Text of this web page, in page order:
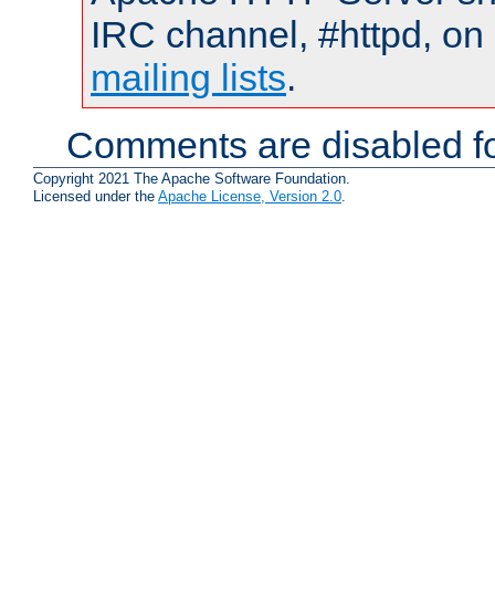
IRC channel, #httpd,
mailing lists.
Comments are disabled
Copyright 2021 The Apache Software Foundation.
Licensed under the Apache License, Version 2.0.